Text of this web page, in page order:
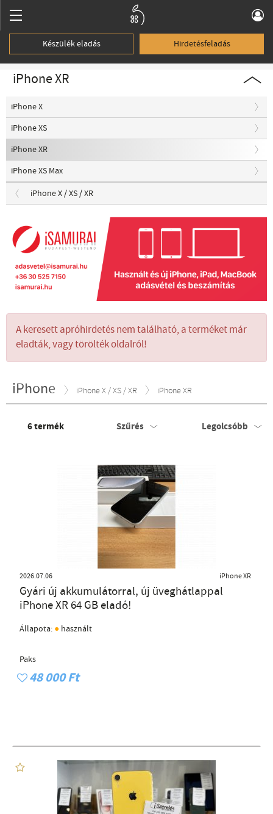
Készülék eladás Hirdetésfeladás
iPhone XR
iPhone X
iPhone XS
iPhone XR
iPhone XS Max
iPhone X / XS / XR
A keresett apróhirdetés nem található, a terméket már
eladták, vagy törölték oldalról!
iPhone iPhone X / XS / XR iPhone XR
6termék Szűrés Legolcsóbb
2026.07.06 iPhone XR
Gyári új akkumulátorral, új üveghátlappal
iPhone XR 64 GB eladó!
Állapota: ● használt
Paks
48 000 Ft